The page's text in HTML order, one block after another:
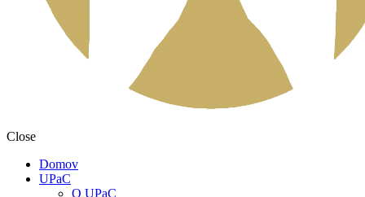
Close
Domov
UPaC
O UPaC